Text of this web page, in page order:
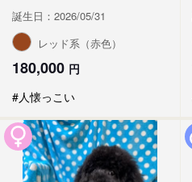
誕生日：2026/05/31
レッド系（赤色）
180,000 円
#人懐っこい